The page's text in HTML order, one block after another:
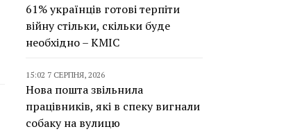
61% українців готові терпіти
війну стільки, скільки буде
необхідно – КМІС
15:02 7 СЕРПНЯ, 2026
Нова пошта звільнила
працівників, які в спеку вигнали
собаку на вулицю